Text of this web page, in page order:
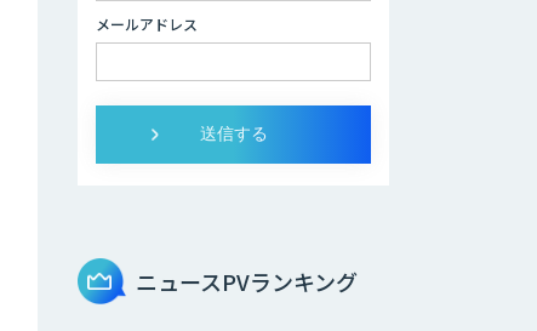
メールアドレス
ニュースPVランキング